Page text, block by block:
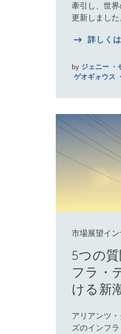
牽引し、世
更新しました
詳しく
by ジェニー ・
ゲオギォウス
市場展望イン
5つの
フラ・
ける新
アリアンツ
ズのインフ